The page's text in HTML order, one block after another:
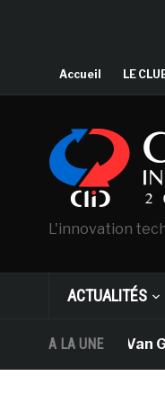
Accueil LE
L'innovation
ACTUALITÉS
A LA UNE
Le musée Van